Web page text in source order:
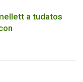
a tudatos